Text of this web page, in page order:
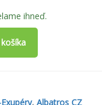
ihneď.
,Albatros CZ